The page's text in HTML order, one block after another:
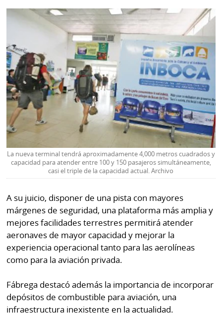
La nueva terminal tendrá aproximadamente 4,000 metros cuadrados y
capacidad para atender entre 100 y 150 pasajeros simultáneamente,
casi el triple de la capacidad actual. Archivo
A su juicio, disponer de una pista con mayores
márgenes de seguridad, una plataforma más amplia y
mejores facilidades terrestres permitirá atender
aeronaves de mayor capacidad y mejorar la
experiencia operacional tanto para las aerolíneas
como para la aviación privada.
Fábrega destacó además la importancia de incorporar
depósitos de combustible para aviación, una
infraestructura inexistente en la actualidad.